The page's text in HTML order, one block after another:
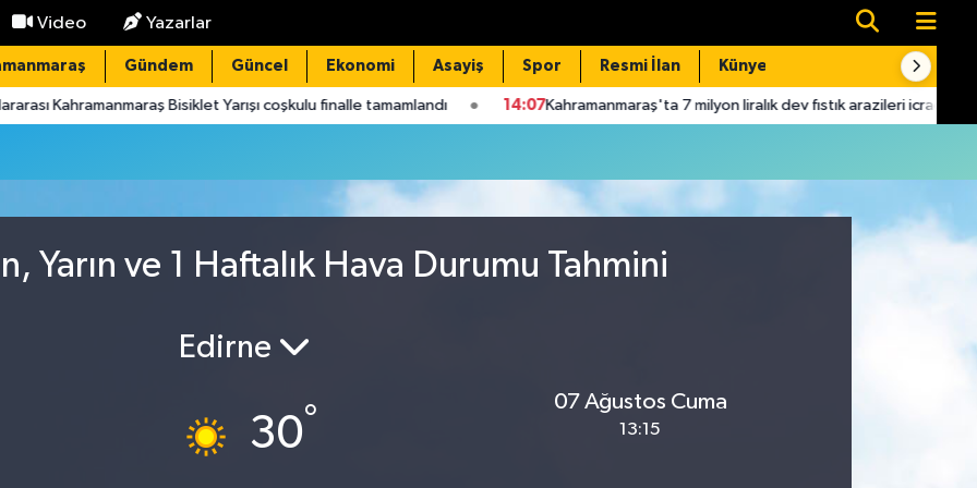
Video Yazarlar
Gündem Güncel Ekonomi Asayiş Spor Resmi İlan Künye
Kahramanmaraş Bisiklet Yarışı coşkulu finalle tamamlandı 14:07Kahramanmaraş'ta 7 milyon liralık dev fıstık arazileri icradan yarı
Yarın ve 1 Haftalık Hava Durumu Tahmini
Edirne
30°
07 Ağustos Cuma
13:15